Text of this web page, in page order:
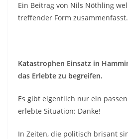
Ein Beitrag von Nils Nöthling
treffender Form zusammenfasst.
Katastrophen Einsatz in
das Erlebte zu begreifen.
Es gibt eigentlich nur ein
erlebte Situation: Danke!
In Zeiten, die politisch brisant